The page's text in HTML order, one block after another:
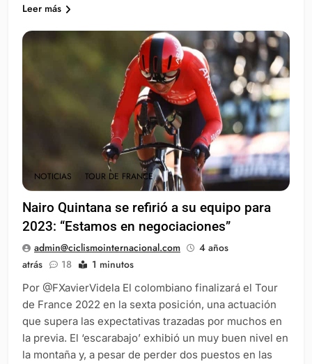
Leer más
NOTICIAS TOUR DE FRANCE
Nairo Quintana se refirió a su equipo para
2023: “Estamos en negociaciones”
admin@ciclismointernacional.com
4 años
atrás
18 1 minutos
Por @FXavierVidela El colombiano finalizará el Tour
de France 2022 en la sexta posición, una actuación
que supera las expectativas trazadas por muchos en
la previa. El ‘escarabajo’ exhibió un muy buen nivel en
la montaña y, a pesar de perder dos puestos en las